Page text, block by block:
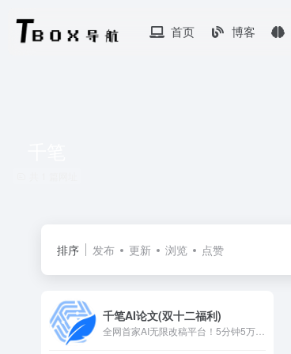
首页 博客
排序 发布 更新 浏览 点赞
千笔AI论文(双十二福利)